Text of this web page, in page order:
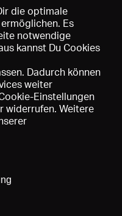
Speichern
die optimale
Es
notwendige
kannst Du Cookies
Dadurch können
weiter
Einstellungen
widerrufen. Weitere